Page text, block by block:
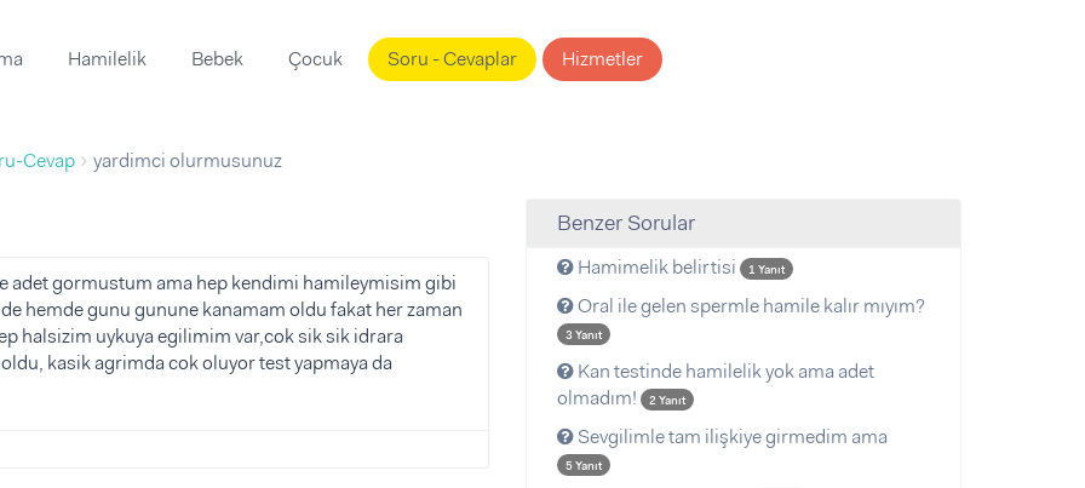
Hamilelik Bebek Çocuk Soru - Cevaplar Hizmetler
Cevap yardimci olurmusunuz
adet gormustum ama hep kendimi hamileymisim gibi
hemde gunu gunune kanamam oldu fakat her zaman
halsizim uykuya egilimim var,cok sik sik idrara
kasik agrimda cok oluyor test yapmaya da
Benzer Sorular
Hamimelik belirtisi 1 Yanıt
Oral ile gelen spermle hamile kalır mıyım?
3 Yanıt
Kan testinde hamilelik yok ama adet
olmadım!
2 Yanıt
Sevgilimle tam ilişkiye girmedim ama
5 Yanıt